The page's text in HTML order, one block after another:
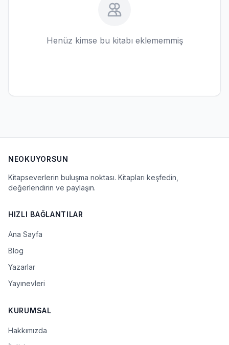
Henüz kimse bu kitabı eklememmiş
NEOKUYORSUN
Kitapseverlerin buluşma noktası. Kitapları keşfedin,
değerlendirin ve paylaşın.
HIZLI BAĞLANTILAR
Ana Sayfa
Blog
Yazarlar
Yayınevleri
KURUMSAL
Hakkımızda